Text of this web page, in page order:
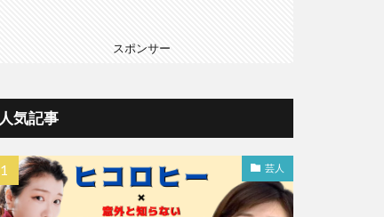
スポンサー
人気記事
芸人